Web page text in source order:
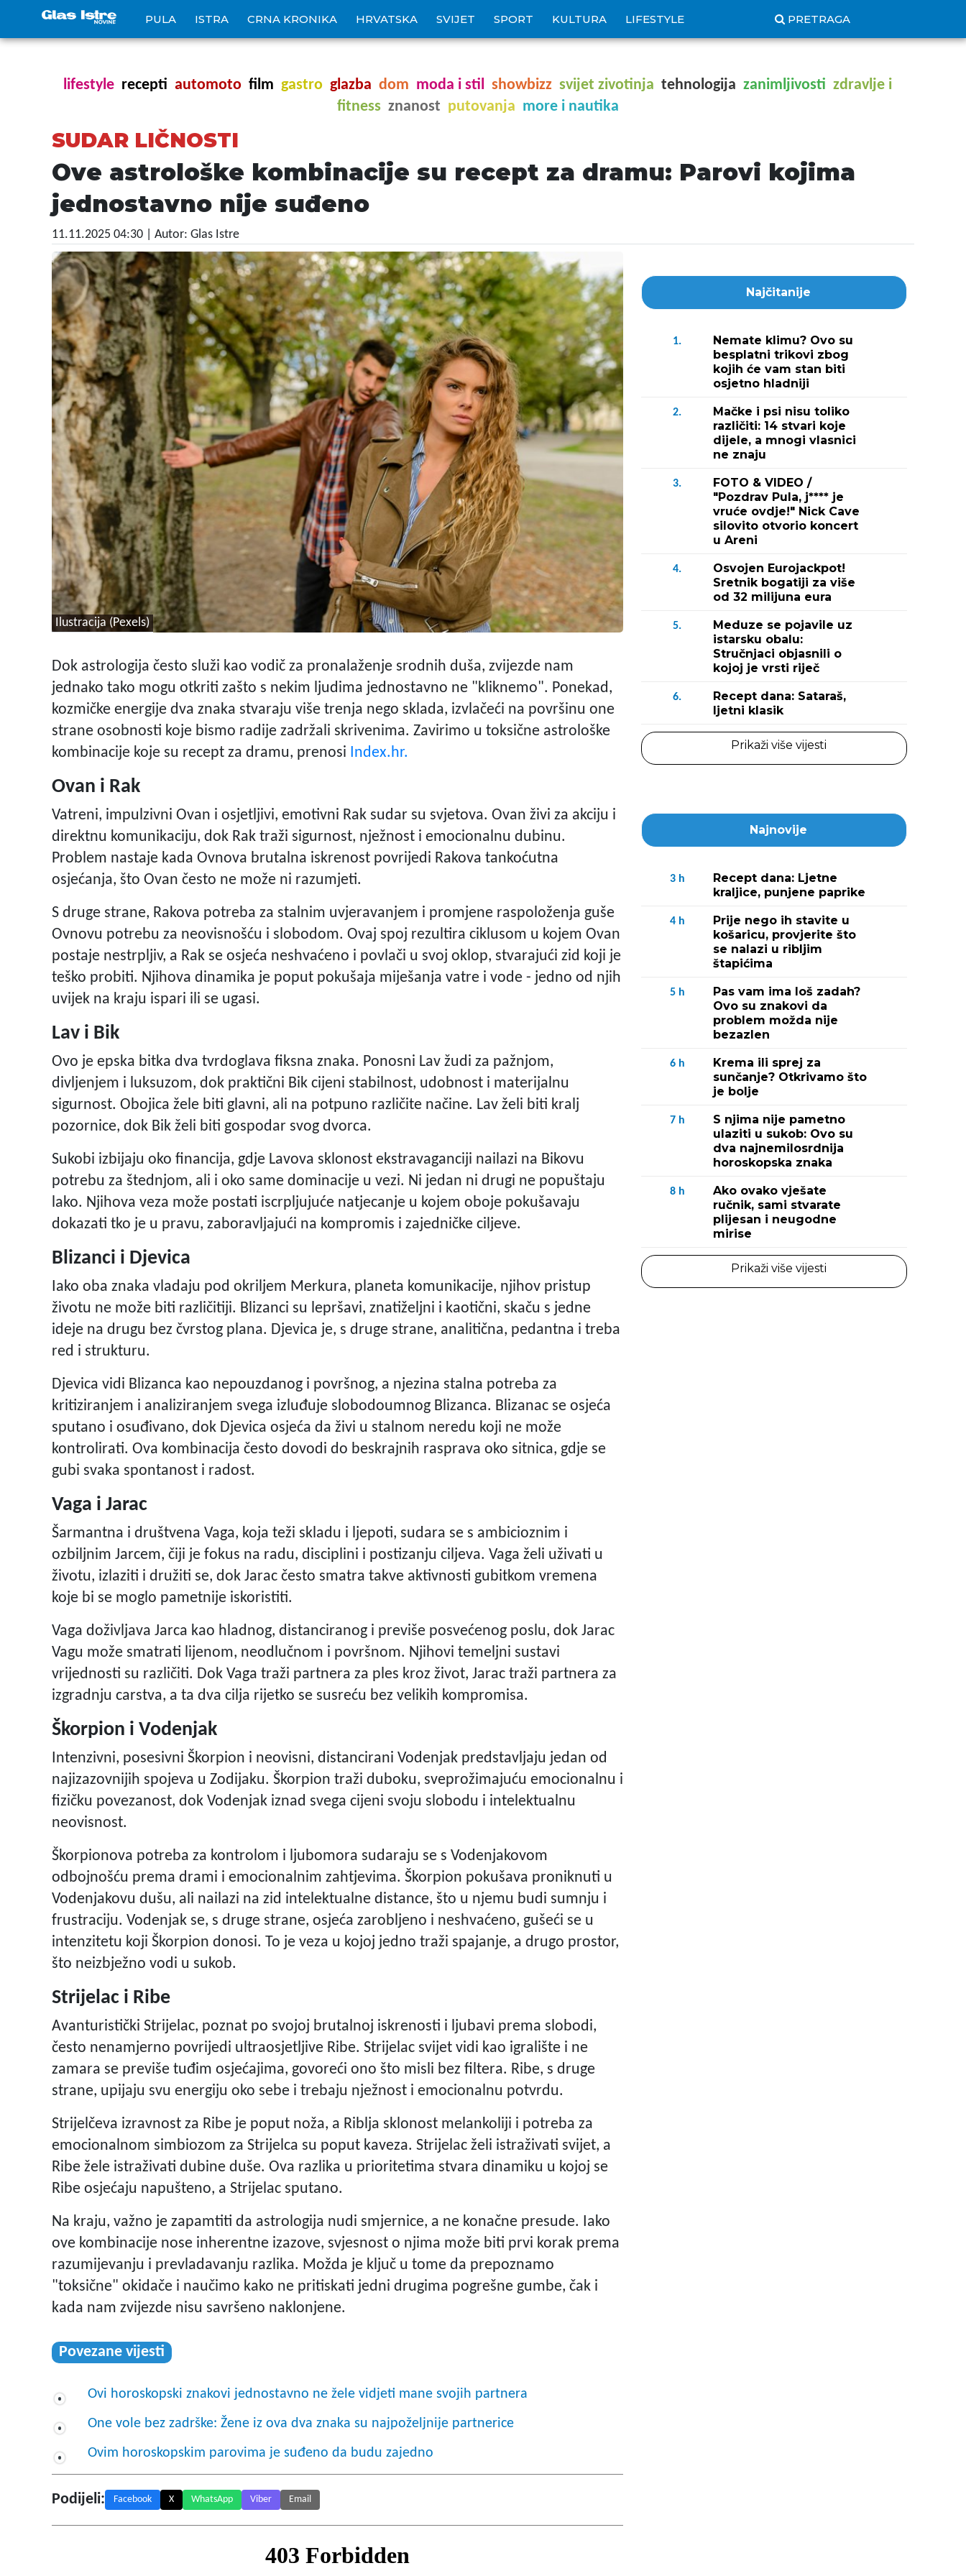
PULA ISTRA CRNA KRONIKA HRVATSKA SVIJET SPORT KULTURA LIFESTYLE PRETRAGA
lifestyle recepti automoto film gastro glazba dom moda i stil showbizz svijet zivotinja tehnologija zanimljivosti zdravlje i
fitness znanost putovanja more i nautika
SUDAR LIČNOSTI
Ove astrološke kombinacije su recept za dramu: Parovi kojima
jednostavno nije suđeno
11.11.2025 04:30 | Autor: Glas Istre
Ilustracija (Pexels)
Dok astrologija često služi kao vodič za pronalaženje srodnih duša, zvijezde nam
jednako tako mogu otkriti zašto s nekim ljudima jednostavno ne "kliknemo". Ponekad,
kozmičke energije dva znaka stvaraju više trenja nego sklada, izvlačeći na površinu one
strane osobnosti koje bismo radije zadržali skrivenima. Zavirimo u toksične astrološke
kombinacije koje su recept za dramu, prenosi Index.hr.
Ovan i Rak
Vatreni, impulzivni Ovan i osjetljivi, emotivni Rak sudar su svjetova. Ovan živi za akciju i
direktnu komunikaciju, dok Rak traži sigurnost, nježnost i emocionalnu dubinu.
Problem nastaje kada Ovnova brutalna iskrenost povrijedi Rakova tankoćutna
osjećanja, što Ovan često ne može ni razumjeti.
S druge strane, Rakova potreba za stalnim uvjeravanjem i promjene raspoloženja guše
Ovnovu potrebu za neovisnošću i slobodom. Ovaj spoj rezultira ciklusom u kojem Ovan
postaje nestrpljiv, a Rak se osjeća neshvaćeno i povlači u svoj oklop, stvarajući zid koji je
teško probiti. Njihova dinamika je poput pokušaja miješanja vatre i vode - jedno od njih
uvijek na kraju ispari ili se ugasi.
Lav i Bik
Ovo je epska bitka dva tvrdoglava fiksna znaka. Ponosni Lav žudi za pažnjom,
divljenjem i luksuzom, dok praktični Bik cijeni stabilnost, udobnost i materijalnu
sigurnost. Obojica žele biti glavni, ali na potpuno različite načine. Lav želi biti kralj
pozornice, dok Bik želi biti gospodar svog dvorca.
Sukobi izbijaju oko financija, gdje Lavova sklonost ekstravaganciji nailazi na Bikovu
potrebu za štednjom, ali i oko same dominacije u vezi. Ni jedan ni drugi ne popuštaju
lako. Njihova veza može postati iscrpljujuće natjecanje u kojem oboje pokušavaju
dokazati tko je u pravu, zaboravljajući na kompromis i zajedničke ciljeve.
Blizanci i Djevica
Iako oba znaka vladaju pod okriljem Merkura, planeta komunikacije, njihov pristup
životu ne može biti različitiji. Blizanci su lepršavi, znatiželjni i kaotični, skaču s jedne
ideje na drugu bez čvrstog plana. Djevica je, s druge strane, analitična, pedantna i treba
red i strukturu.
Djevica vidi Blizanca kao nepouzdanog i površnog, a njezina stalna potreba za
kritiziranjem i analiziranjem svega izluđuje slobodoumnog Blizanca. Blizanac se osjeća
sputano i osuđivano, dok Djevica osjeća da živi u stalnom neredu koji ne može
kontrolirati. Ova kombinacija često dovodi do beskrajnih rasprava oko sitnica, gdje se
gubi svaka spontanost i radost.
Vaga i Jarac
Šarmantna i društvena Vaga, koja teži skladu i ljepoti, sudara se s ambicioznim i
ozbiljnim Jarcem, čiji je fokus na radu, disciplini i postizanju ciljeva. Vaga želi uživati u
životu, izlaziti i družiti se, dok Jarac često smatra takve aktivnosti gubitkom vremena
koje bi se moglo pametnije iskoristiti.
Vaga doživljava Jarca kao hladnog, distanciranog i previše posvećenog poslu, dok Jarac
Vagu može smatrati lijenom, neodlučnom i površnom. Njihovi temeljni sustavi
vrijednosti su različiti. Dok Vaga traži partnera za ples kroz život, Jarac traži partnera za
izgradnju carstva, a ta dva cilja rijetko se susreću bez velikih kompromisa.
Škorpion i Vodenjak
Intenzivni, posesivni Škorpion i neovisni, distancirani Vodenjak predstavljaju jedan od
najizazovnijih spojeva u Zodijaku. Škorpion traži duboku, sveprožimajuću emocionalnu i
fizičku povezanost, dok Vodenjak iznad svega cijeni svoju slobodu i intelektualnu
neovisnost.
Škorpionova potreba za kontrolom i ljubomora sudaraju se s Vodenjakovom
odbojnošću prema drami i emocionalnim zahtjevima. Škorpion pokušava proniknuti u
Vodenjakovu dušu, ali nailazi na zid intelektualne distance, što u njemu budi sumnju i
frustraciju. Vodenjak se, s druge strane, osjeća zarobljeno i neshvaćeno, gušeći se u
intenzitetu koji Škorpion donosi. To je veza u kojoj jedno traži spajanje, a drugo prostor,
što neizbježno vodi u sukob.
Strijelac i Ribe
Avanturistički Strijelac, poznat po svojoj brutalnoj iskrenosti i ljubavi prema slobodi,
često nenamjerno povrijedi ultraosjetljive Ribe. Strijelac svijet vidi kao igralište i ne
zamara se previše tuđim osjećajima, govoreći ono što misli bez filtera. Ribe, s druge
strane, upijaju svu energiju oko sebe i trebaju nježnost i emocionalnu potvrdu.
Strijelčeva izravnost za Ribe je poput noža, a Riblja sklonost melankoliji i potreba za
emocionalnom simbiozom za Strijelca su poput kaveza. Strijelac želi istraživati svijet, a
Ribe žele istraživati dubine duše. Ova razlika u prioritetima stvara dinamiku u kojoj se
Ribe osjećaju napušteno, a Strijelac sputano.
Na kraju, važno je zapamtiti da astrologija nudi smjernice, a ne konačne presude. Iako
ove kombinacije nose inherentne izazove, svjesnost o njima može biti prvi korak prema
razumijevanju i prevladavanju razlika. Možda je ključ u tome da prepoznamo
"toksične" okidače i naučimo kako ne pritiskati jedni drugima pogrešne gumbe, čak i
kada nam zvijezde nisu savršeno naklonjene.
Povezane vijesti
Ovi horoskopski znakovi jednostavno ne žele vidjeti mane svojih partnera
One vole bez zadrške: Žene iz ova dva znaka su najpoželjnije partnerice
Ovim horoskopskim parovima je suđeno da budu zajedno
Podijeli: Facebook X WhatsApp Viber Email
Najčitanije
1.
Nemate klimu? Ovo su
besplatni trikovi zbog
kojih će vam stan biti
osjetno hladniji
2.
Mačke i psi nisu toliko
različiti: 14 stvari koje
dijele, a mnogi vlasnici
ne znaju
3.
FOTO & VIDEO /
"Pozdrav Pula, j**** je
vruće ovdje!" Nick Cave
silovito otvorio koncert
u Areni
4.
Osvojen Eurojackpot!
Sretnik bogatiji za više
od 32 milijuna eura
5.
Meduze se pojavile uz
istarsku obalu:
Stručnjaci objasnili o
kojoj je vrsti riječ
6.
Recept dana: Sataraš,
ljetni klasik
Prikaži više vijesti
Najnovije
3 h
Recept dana: Ljetne
kraljice, punjene paprike
4 h
Prije nego ih stavite u
košaricu, provjerite što
se nalazi u ribljim
štapićima
5 h
Pas vam ima loš zadah?
Ovo su znakovi da
problem možda nije
bezazlen
6 h
Krema ili sprej za
sunčanje? Otkrivamo što
je bolje
7 h
S njima nije pametno
ulaziti u sukob: Ovo su
dva najnemilosrdnija
horoskopska znaka
8 h
Ako ovako vješate
ručnik, sami stvarate
plijesan i neugodne
mirise
Prikaži više vijesti